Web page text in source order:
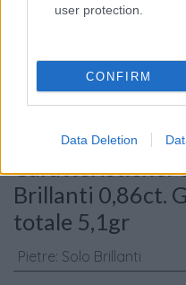
user protection.
CONFIRM
Data Deletion
Consenso al
personali *
Caratteristiche:
Brillanti 0,86ct.
totale 5,1gr
Pietre: Solo Brillanti